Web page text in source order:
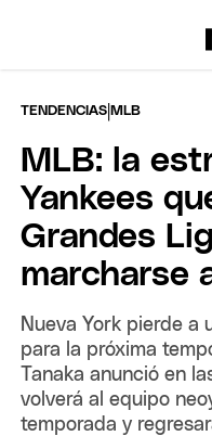
TENDENCIAS |MLB
MLB: la
Yankees
Grandes
marcharse
Nueva York pierde a
para la próxima
Tanaka anunció en
volverá al equipo
temporada y